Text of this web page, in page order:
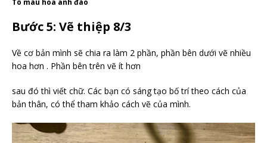
Tô màu hoa anh đào
Bước 5: Vẽ thiệp 8/3
Về cơ bản mình sẽ chia ra làm 2 phần, phần bên dưới vẽ nhiều
hoa hơn . Phần bên trên vẽ ít hơn
sau đó thì viết chữ. Các bạn có sáng tạo bố trí theo cách của
bản thân, có thể tham khảo cách vẽ của mình.